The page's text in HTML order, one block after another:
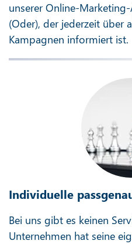
unserer Online-
(Oder), der jederzeit über
Kampagnen informiert ist.
Individuelle
Bei uns gibt es keinen
Unternehmen hat seine